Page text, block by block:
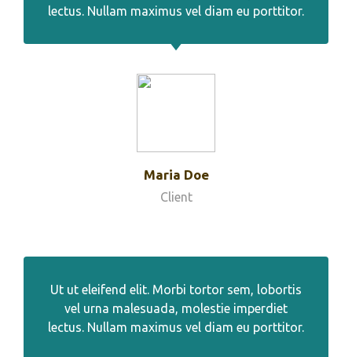
lectus. Nullam maximus vel diam eu porttitor.
Maria Doe
Client
Ut ut eleifend elit. Morbi tortor sem, lobortis
vel urna malesuada, molestie imperdiet
lectus. Nullam maximus vel diam eu porttitor.